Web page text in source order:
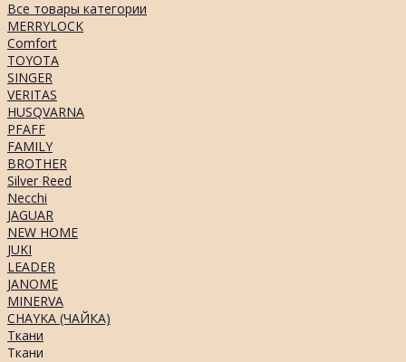
Все товары категории
MERRYLOCK
Comfort
TOYOTA
SINGER
VERITAS
HUSQVARNA
PFAFF
FAMILY
BROTHER
Silver Reed
Necchi
JAGUAR
NEW HOME
JUKI
LEADER
JANOME
MINERVA
CHAYKA (ЧАЙКА)
Ткани
Ткани